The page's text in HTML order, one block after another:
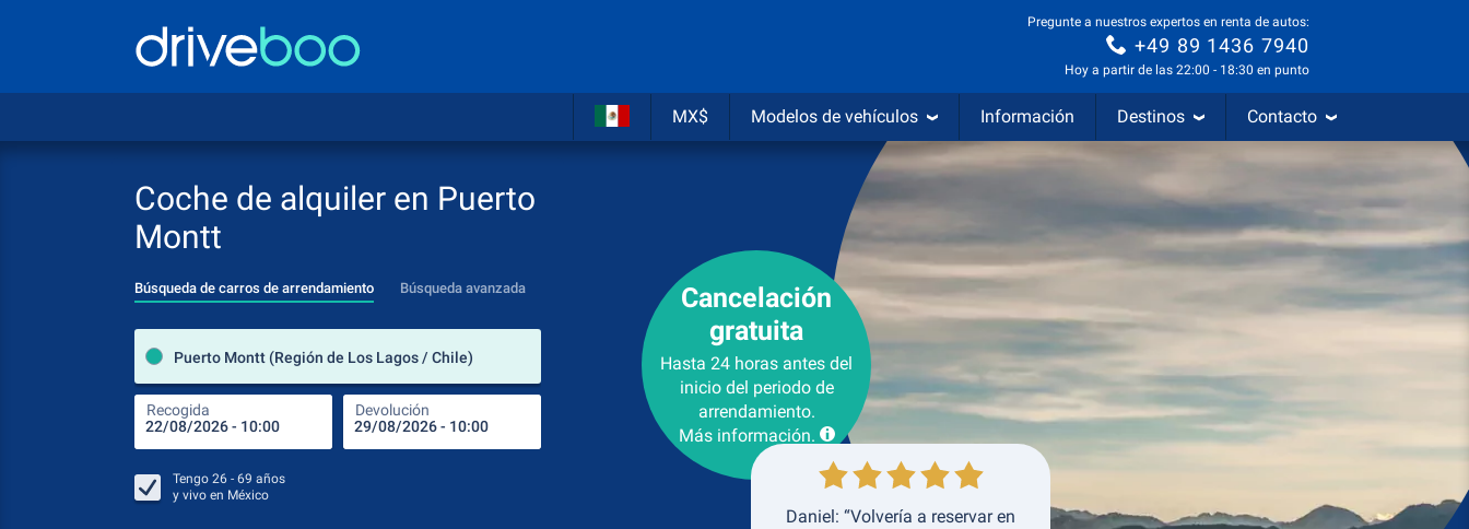
Pregunte a nuestros expertos en renta de autos:
+49 89 1436 7940
Hoy a partir de las 22:00 - 18:30 en punto
MX$ Modelos de vehículos Información Destinos Contacto
Coche de alquiler en Puerto
Montt
Búsqueda de carros de arrendamiento Búsqueda avanzada
Puerto Montt (Región de Los Lagos / Chile)
Recogida Devolución
lugar de arrendamiento
Lugar de devolución
Devolución
Tengo 26 - 69 años
y vivo en México
Cancelación
gratuita
Hasta 24 horas antes del
inicio del periodo de
arrendamiento.
Más información.
Daniel: “Volvería a reservar en